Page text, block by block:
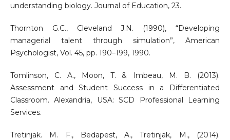
understanding biology. Journal of Education, 23.
Thornton G.C., Cleveland J.N. (1990), “Developing
managerial talent through simulation”, American
Psychologist, Vol. 45, pp. 190–199, 1990.
Tomlinson, C. A., Moon, T. & Imbeau, M. B. (2013).
Assessment and Student Success in a Differentiated
Classroom. Alexandria, USA: SCD Professional Learning
Services.
Tretinjak. M. F., Bedapest, A., Tretinjak, M., (2014).